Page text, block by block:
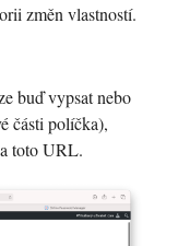
změn vlastností.
buď vypsat nebo
části políčka),
toto URL.